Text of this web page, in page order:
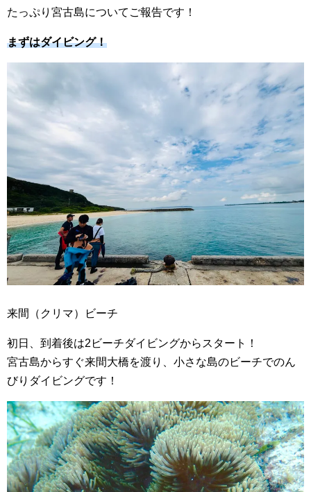
たっぷり宮古島についてご報告です！
まずはダイビング！
来間（クリマ）ビーチ
初日、到着後は2ビーチダイビングからスタート！
宮古島からすぐ来間大橋を渡り、小さな島のビーチでのん
びりダイビングです！